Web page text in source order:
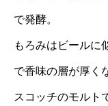
で発酵。
もろみはビールに
で香味の層が厚く
スコッチのモルト